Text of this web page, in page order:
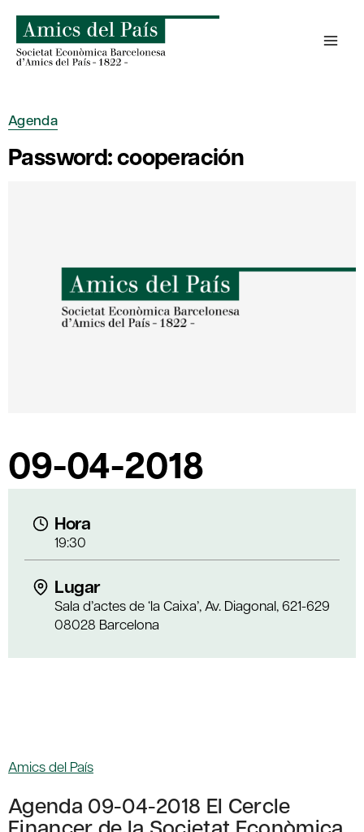
content
Agenda
Password: cooperación
09-04-2018
Hora
19:30
Lugar
Sala d’actes de ‘la Caixa’, Av. Diagonal, 621-629
08028 Barcelona
Amics del País
Agenda 09-04-2018 El Cercle